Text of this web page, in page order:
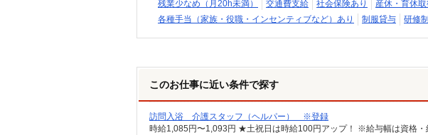
残業少なめ（月20h未満）
交通費支給 社会保険あり 産休・育休
各種手当（家族・役職・インセンティブなど）あり
制服貸与 研修
このお仕事に近い条件で探す
訪問入浴 介護スタッフ（ヘルパー） ※登録
時給1,085円〜1,093円 ★土祝日は時給100円アップ！ ※給与幅は資格・